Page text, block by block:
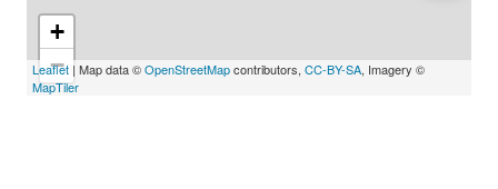
+
−
Leaflet | Map data ©OpenStreetMapcontributors, CC-BY-SA, Imagery ©
MapTiler